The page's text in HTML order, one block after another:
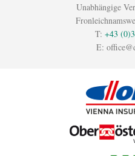
Unabhängige
T: +43
E: